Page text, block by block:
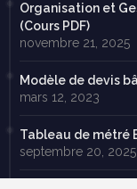
Organisation et
(Cours PDF)
novembre 21, 2025
Modèle de devis
mars 12, 2023
Tableau de métré
septembre 20, 2025